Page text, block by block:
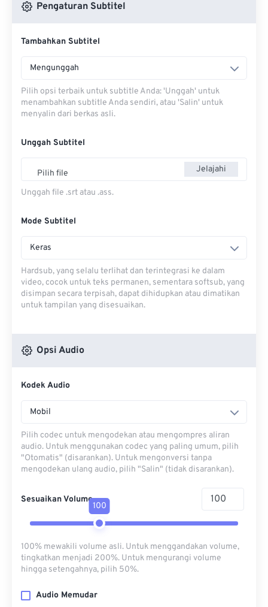
Pengaturan Subtitel
Tambahkan Subtitel
Mengunggah
Pilih opsi terbaik untuk subtitle Anda: 'Unggah' untuk
menambahkan subtitle Anda sendiri, atau 'Salin' untuk
menyalin dari berkas asli.
Unggah Subtitel
Pilih file Jelajahi
Unggah file .srt atau .ass.
Mode Subtitel
Keras
Hardsub, yang selalu terlihat dan terintegrasi ke dalam
video, cocok untuk teks permanen, sementara softsub, yang
disimpan secara terpisah, dapat dihidupkan atau dimatikan
untuk tampilan yang disesuaikan.
Opsi Audio
Kodek Audio
Mobil
Pilih codec untuk mengodekan atau mengompres aliran
audio. Untuk menggunakan codec yang paling umum, pilih
"Otomatis" (disarankan). Untuk mengonversi tanpa
mengodekan ulang audio, pilih "Salin" (tidak disarankan).
Sesuaikan Volume
100
100% mewakili volume asli. Untuk menggandakan volume,
tingkatkan menjadi 200%. Untuk mengurangi volume
hingga setengahnya, pilih 50%.
Audio Memudar